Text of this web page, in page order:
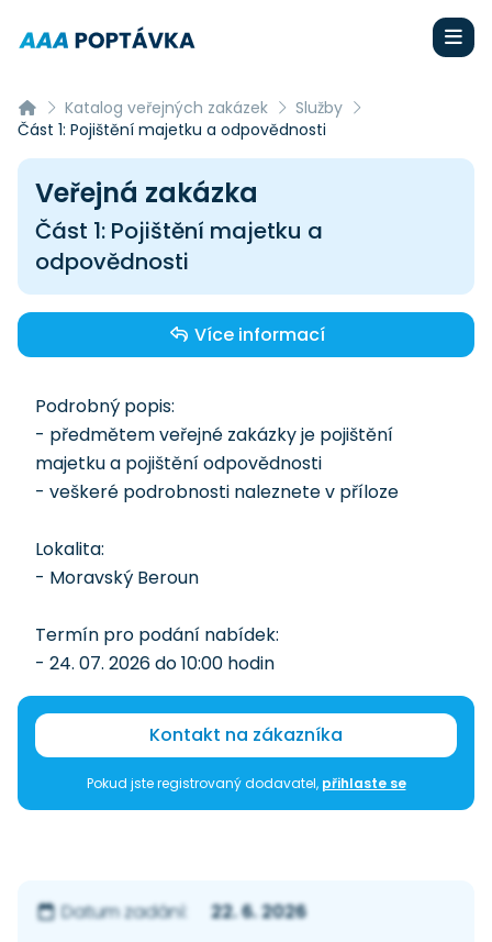
Katalog veřejných zakázek
Služby
Část 1: Pojištění majetku a odpovědnosti
Veřejná zakázka
Část 1: Pojištění majetku a
odpovědnosti
Více informací
Podrobný popis:
- předmětem veřejné zakázky je pojištění
majetku a pojištění odpovědnosti
- veškeré podrobnosti naleznete v příloze
Lokalita:
- Moravský Beroun
Termín pro podání nabídek:
- 24. 07. 2026 do 10:00 hodin
Kontakt na zákazníka
Pokud jste registrovaný dodavatel, přihlaste se
Datum zadání:
22. 6. 2026